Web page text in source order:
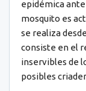
epidémica
mosquito es
se realiza
consiste en el
inservibles de
posibles